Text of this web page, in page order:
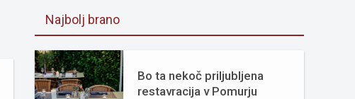
Najbolj brano
Bo ta nekoč priljubljena
restavracija v Pomurju